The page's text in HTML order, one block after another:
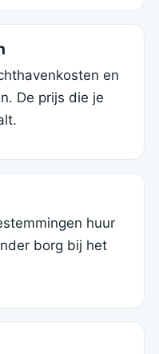
en
De prijs die je
huur
borg bij het